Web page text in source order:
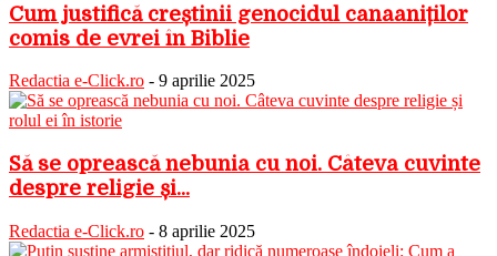
Cum justifică creștinii genocidul canaaniților
comis de evrei în Biblie
Redactia e-Click.ro - 9 aprilie 2025
Să se oprească nebunia cu noi. Câteva cuvinte
despre religie și...
Redactia e-Click.ro - 8 aprilie 2025